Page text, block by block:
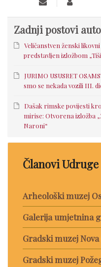
Zadnji postovi
Veličanstven ženski likovni
predstavljen izložbom
JURIMO USUSRET
smo se nekada vozili III.
Dašak rimske povijesti
mirise: Otvorena izložba
Naroni“
Članovi Udruge
Arheološki muzej
Galerija umjetnina
Gradski muzej
Gradski muzej